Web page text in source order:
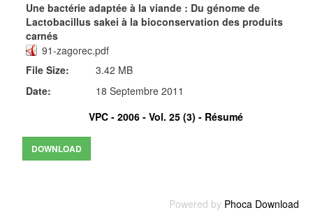
Une bactérie adaptée à la viande : Du génome de
Lactobacillus sakei à la bioconservation des produits
carnés
91-zagorec.pdf
File Size:
3.42 MB
Date:
18 Septembre 2011
VPC - 2006 - Vol. 25 (3) - Résumé
Powered by Phoca Download